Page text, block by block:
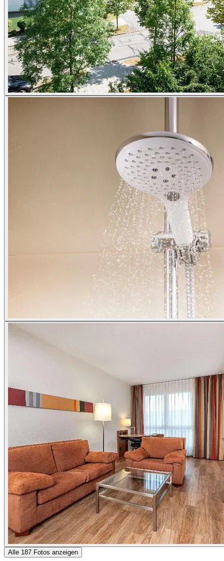
Alle 187 Fotos anzeigen